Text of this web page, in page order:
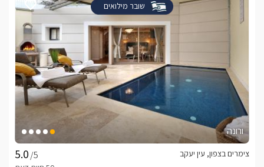
שובר מילואים
ורונה
/5
צימרים בצפון, עין יעקב